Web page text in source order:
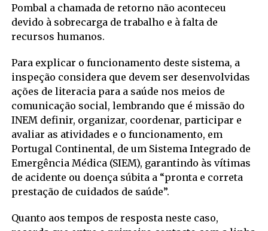
Pombal a chamada de retorno não aconteceu
devido à sobrecarga de trabalho e à falta de
recursos humanos.
Para explicar o funcionamento deste sistema, a
inspeção considera que devem ser desenvolvidas
ações de literacia para a saúde nos meios de
comunicação social, lembrando que é missão do
INEM definir, organizar, coordenar, participar e
avaliar as atividades e o funcionamento, em
Portugal Continental, de um Sistema Integrado de
Emergência Médica (SIEM), garantindo às vítimas
de acidente ou doença súbita a “pronta e correta
prestação de cuidados de saúde”.
Quanto aos tempos de resposta neste caso,